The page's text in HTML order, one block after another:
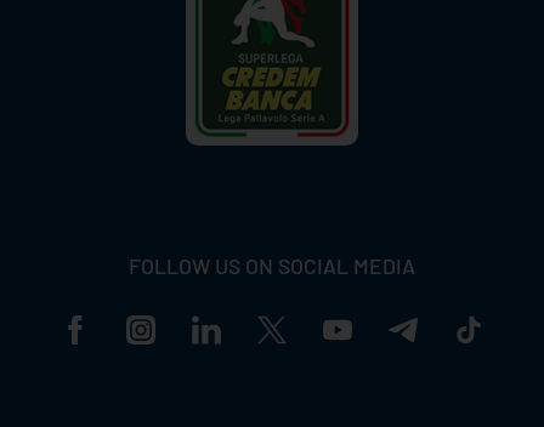
FOLLOW US ON SOCIAL MEDIA